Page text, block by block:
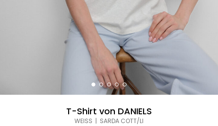
T-Shirt von DANIELS
WEISS | SARDA COTT/LI